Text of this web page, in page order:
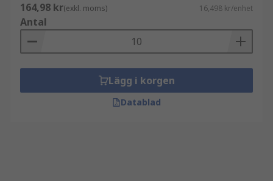
164,98 kr(exkl. moms) 16,498 kr/enhet
Antal
Lägg i korgen
Datablad